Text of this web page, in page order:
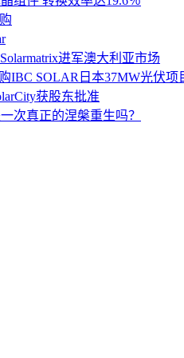
进军澳大利亚市场
IBC SOLAR日本37MW光伏项
获股东批准
次真正的涅槃重生吗？